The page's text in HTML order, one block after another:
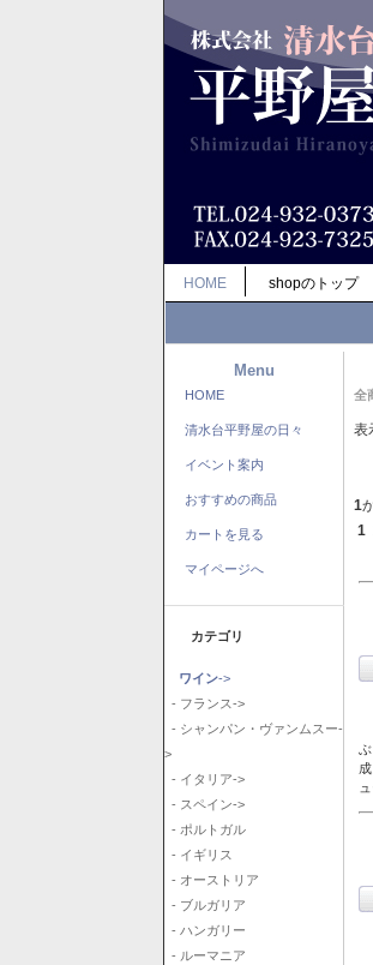
HOME shopのトップ
Menu
HOME
清水台平野屋の日々
イベント案内
おすすめの商品
カートを見る
マイページへ
カテゴリ
ワイン->
- フランス->
- シャンパン・ヴァンムスー-
>
- イタリア->
- スペイン->
- ポルトガル
- イギリス
- オーストリア
- ブルガリア
- ハンガリー
- ルーマニア
全
表
1
1